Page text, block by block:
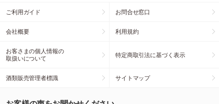
ご利用ガイド お問合せ窓口
会社概要 利用規約
お客さまの個人情報の
取扱いについて
特定商取引法に基づく表示
酒類販売管理者標識 サイトマップ